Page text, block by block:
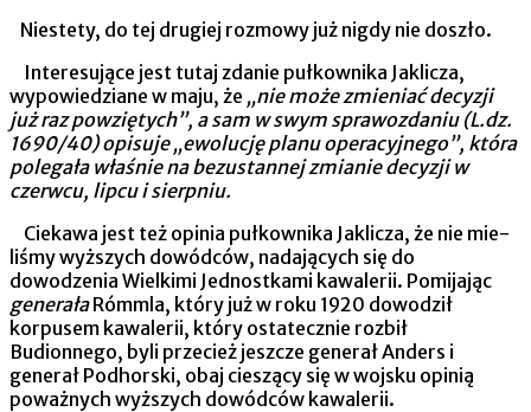
Niestety, do tej drugiej rozmowy już nigdy nie doszło.
Interesujące jest tutaj zdanie pułkownika Jaklicza,
wypowie­dziane w maju, że „nie może zmieniać decyzji
już raz powzię­tych”, a sam w swym sprawozdaniu (L.dz.
1690/40) opisuje „ewolucję planu operacyjnego”, która
polegała właśnie na bez­ustannej zmianie decyzji w
czerwcu, lipcu i sierpniu.
Ciekawa jest też opinia pułkownika Jaklicza, że nie mie­
liśmy wyższych dowódców, nadających się do
dowodzenia Wiel­kimi Jednostkami kawalerii. Pomijając
generałaRómmla, który już w roku 1920 dowodził
korpusem kawalerii, który ostate­cznie rozbił
Budionnego, byli przecież jeszcze generał Anders i
generał Podhorski, obaj cieszący się w wojsku opinią
poważnych wyższych dowódców kawalerii.